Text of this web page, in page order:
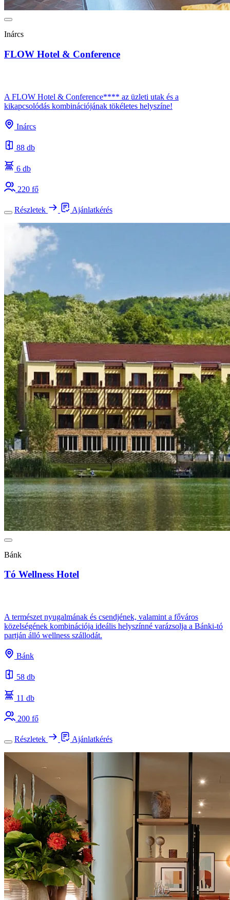
Inárcs
FLOW Hotel & Conference
A FLOW Hotel & Conference**** az üzleti utak és a
kikapcsolódás kombinációjának tökéletes helyszíne!
Inárcs
88 db
6 db
220 fő
Részletek Ajánlatkérés
Bánk
Tó Wellness Hotel
A természet nyugalmának és csendjének, valamint a főváros
közelségének kombinációja ideális helyszínné varázsolja a Bánki-tó
partján álló wellness szállodát.
Bánk
58 db
11 db
200 fő
Részletek Ajánlatkérés